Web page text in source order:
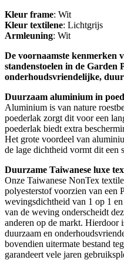
Kleur frame: Wit
Kleur textilene: Lichtgrijs
Armleuning: Wit
De voornaamste kenmerken
standenstoelen in de Garden
onderhoudsvriendelijke,
Duurzaam aluminium in
Aluminium is van nature
poederlak zorgt dit voor een
poederlak biedt extra
Het grote voordeel van
de lage dichtheid vormt dit een
Duurzame Taiwanese luxe
Onze Taiwanese NonTex
polyesterstof voorzien van een
wevingsdichtheid van 1 op 1
van de weving onderscheidt
anderen op de markt. Hierdoor
duurzaam en
bovendien uitermate bestand
garandeert vele jaren